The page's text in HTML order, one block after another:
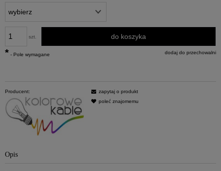
szt. do koszyka
dodaj do przechowalni
* - Pole wymagane
Producent:
zapytaj o produkt
poleć znajomemu
Opis